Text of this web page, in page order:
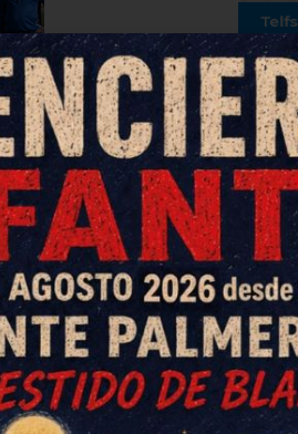
en un partido que
y algunos
rezaba AFICIÓN +
pasado que le han